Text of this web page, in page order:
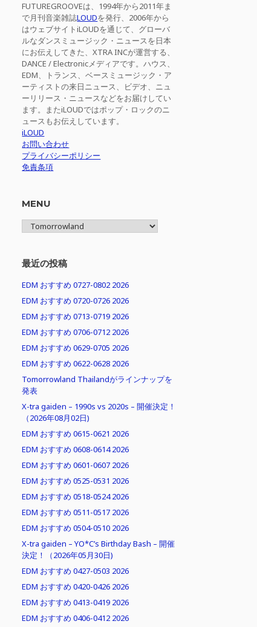
FUTUREGROOVEは、1994年から2011年ま
で月刊音楽雑誌LOUDを発行、2006年から
はウェブサイトiLOUDを通じて、グローバ
ルなダンスミュージック・ニュースを日本
にお伝えしてきた、XTRA INCが運営する、
DANCE / Electronicメディアです。ハウス、
EDM、トランス、ベースミュージック・ア
ーティストの来日ニュース、ビデオ、ニュ
ーリリース・ニュースなどをお届けしてい
ます。またiLOUDではポップ・ロックのニ
ュースもお伝えしています。
iLOUD
お問い合わせ
プライバシーポリシー
免責条項
MENU
MENU
最近の投稿
EDM おすすめ 0727-0802 2026
EDM おすすめ 0720-0726 2026
EDM おすすめ 0713-0719 2026
EDM おすすめ 0706-0712 2026
EDM おすすめ 0629-0705 2026
EDM おすすめ 0622-0628 2026
Tomorrowland Thailandがラインナップを
発表
X-tra gaiden – 1990s vs 2020s – 開催決定！
（2026年08月02日)
EDM おすすめ 0615-0621 2026
EDM おすすめ 0608-0614 2026
EDM おすすめ 0601-0607 2026
EDM おすすめ 0525-0531 2026
EDM おすすめ 0518-0524 2026
EDM おすすめ 0511-0517 2026
EDM おすすめ 0504-0510 2026
X-tra gaiden – YO*C’s Birthday Bash – 開催
決定！（2026年05月30日)
EDM おすすめ 0427-0503 2026
EDM おすすめ 0420-0426 2026
EDM おすすめ 0413-0419 2026
EDM おすすめ 0406-0412 2026